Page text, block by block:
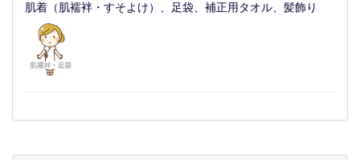
肌着（肌襦袢・すそよけ）、足袋、補正用タオル、髪飾り